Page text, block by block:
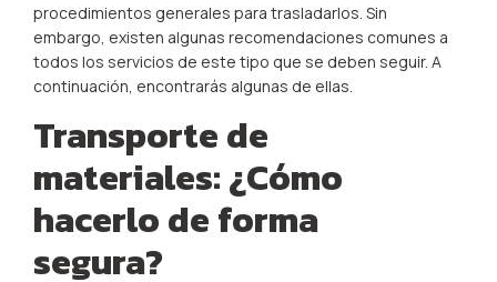
procedimientos generales para trasladarlos. Sin
embargo, existen algunas recomendaciones comunes a
todos los servicios de este tipo que se deben seguir. A
continuación, encontrarás algunas de ellas.
Transporte de
materiales: ¿Cómo
hacerlo de forma
segura?